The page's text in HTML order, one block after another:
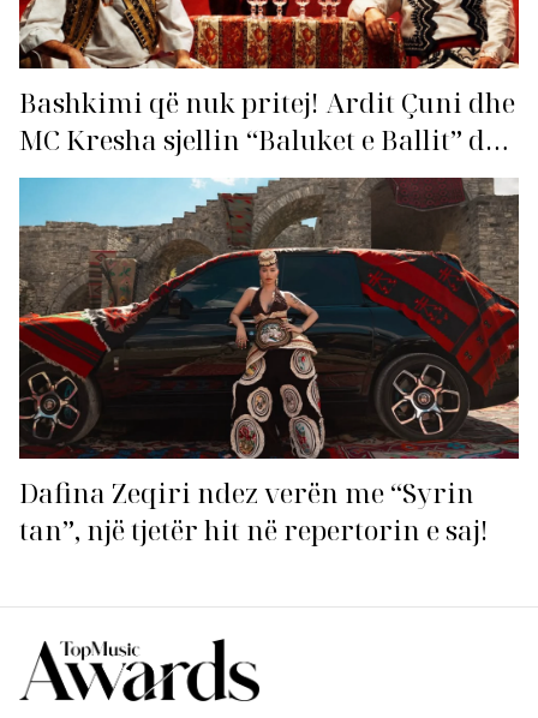
Bashkimi që nuk pritej! Ardit Çuni dhe
MC Kresha sjellin “Baluket e Ballit” dhe
ndezin rrjetin!
Dafina Zeqiri ndez verën me “Syrin
tan”, një tjetër hit në repertorin e saj!